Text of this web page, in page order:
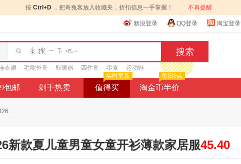
按 Ctrl+D ，把奇兔客放入收藏夹，折扣信息一手掌握！ 不再提醒
新浪登录 QQ登录 淘宝登录
衣裙 毛呢外套 取暖器 四件套 零食 运动鞋
包邮 剁手热卖 值得买
实时更新
淘金币半价
每日0点
新款夏儿童男童女童开衫薄款家居服45.40